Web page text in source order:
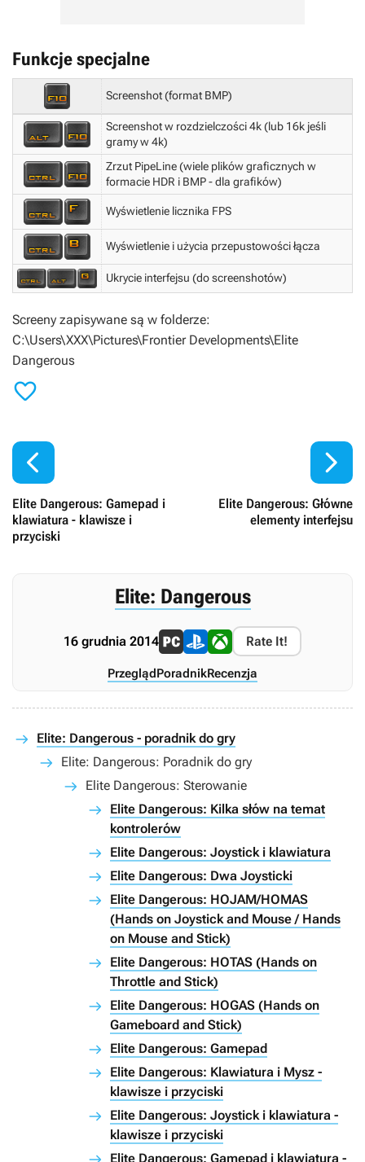
Funkcje specjalne
Screenshot (format BMP)
Screenshot w rozdzielczości 4k (lub 16k jeśli
gramy w 4k)
Zrzut PipeLine (wiele plików graficznych w
formacie HDR i BMP - dla grafików)
Wyświetlenie licznika FPS
Wyświetlenie i użycia przepustowości łącza
Ukrycie interfejsu (do screenshotów)
Screeny zapisywane są w folderze:
C:\Users\XXX\Pictures\Frontier Developments\Elite
Dangerous


Elite Dangerous: Gamepad i
klawiatura - klawisze i
przyciski
Elite Dangerous: Główne
elementy interfejsu

Elite: Dangerous
16 grudnia 2014 Rate It!
PrzeglądPoradnikRecenzja
Elite: Dangerous - poradnik do gry
Elite: Dangerous: Poradnik do gry
Elite Dangerous: Sterowanie
Elite Dangerous: Kilka słów na temat
kontrolerów
Elite Dangerous: Joystick i klawiatura
Elite Dangerous: Dwa Joysticki
Elite Dangerous: HOJAM/HOMAS
(Hands on Joystick and Mouse / Hands
on Mouse and Stick)
Elite Dangerous: HOTAS (Hands on
Throttle and Stick)
Elite Dangerous: HOGAS (Hands on
Gameboard and Stick)
Elite Dangerous: Gamepad
Elite Dangerous: Klawiatura i Mysz -
klawisze i przyciski
Elite Dangerous: Joystick i klawiatura -
klawisze i przyciski
Elite Dangerous: Gamepad i klawiatura -